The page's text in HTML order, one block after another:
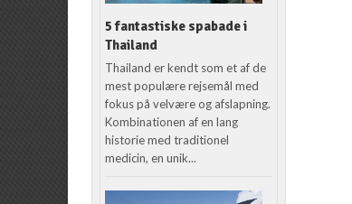
5 fantastiske spabade i
Thailand
Thailand er kendt som et af de
mest populære rejsemål med
fokus på velvære og afslapning.
Kombinationen af en lang
historie med traditionel
medicin, en unik...